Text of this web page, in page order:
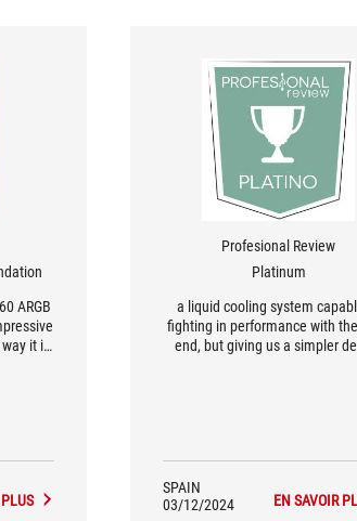
ARGB
it is
Profesional Review
Platinum
a liquid cooling system
fighting in performance with
end, but giving us a simpler
SPAIN
03/12/2024
EN SAVOIR